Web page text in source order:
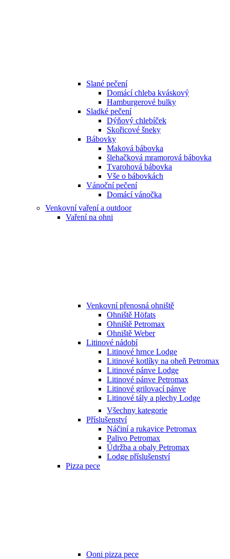
Slané pečení
Domácí chleba kváskový
Hamburgerové bulky
Sladké pečení
Dýňový chlebíček
Skořicové šneky
Bábovky
Maková bábovka
šlehačková mramorová bábovka
Tvarohová bábovka
Vše o bábovkách
Vánoční pečení
Domácí vánočka
Venkovní vaření a outdoor
Vaření na ohni
Venkovní přenosná ohniště
Ohniště Höfats
Ohniště Petromax
Ohniště Weber
Litinové nádobí
Litinové hrnce Lodge
Litinové kotlíky na oheň Petromax
Litinové pánve Lodge
Litinové pánve Petromax
Litinové grilovací pánve
Litinové tály a plechy Lodge
Všechny kategorie
Příslušenství
Náčiní a rukavice Petromax
Palivo Petromax
Údržba a obaly Petromax
Lodge příslušenství
Pizza pece
Ooni pizza pece